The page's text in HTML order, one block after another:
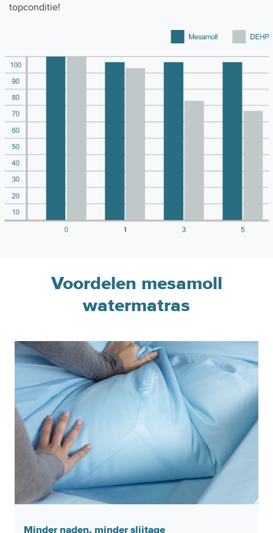
topconditie!
Voordelen mesamoll
watermatras
Minder naden, minder slijtage